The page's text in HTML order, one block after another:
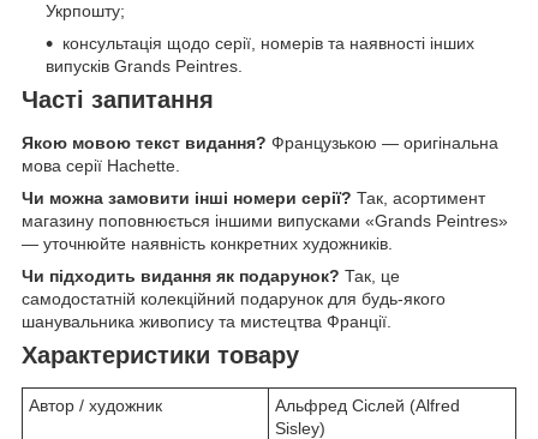
Укрпошту;
консультація щодо серії, номерів та наявності інших
випусків Grands Peintres.
Часті запитання
Якою мовою текст видання? Французькою — оригінальна
мова серії Hachette.
Чи можна замовити інші номери серії? Так, асортимент
магазину поповнюється іншими випусками «Grands Peintres»
— уточнюйте наявність конкретних художників.
Чи підходить видання як подарунок? Так, це
самодостатній колекційний подарунок для будь-якого
шанувальника живопису та мистецтва Франції.
Характеристики товару
Автор / художник
Альфред Сіслей (Alfred
Sisley)